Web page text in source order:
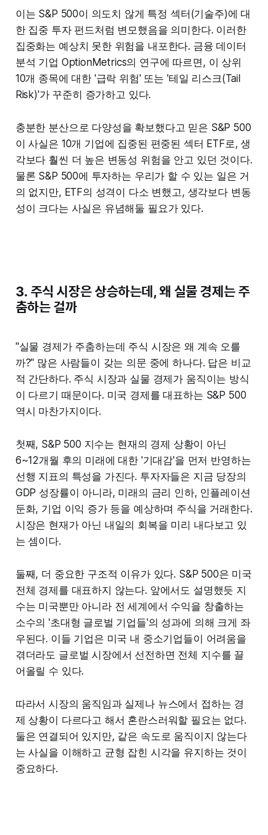
이는 S&P 500이 의도치 않게 특정 섹터(기술주)에 대
한 집중 투자 펀드처럼 변모했음을 의미한다. 이러한
집중화는 예상치 못한 위험을 내포한다. 금융 데이터
분석 기업 OptionMetrics의 연구에 따르면, 이 상위
10개 종목에 대한 '급락 위험' 또는 '테일 리스크(Tail
Risk)'가 꾸준히 증가하고 있다.
충분한 분산으로 다양성을 확보했다고 믿은 S&P 500
이 사실은 10개 기업에 집중된 편중된 섹터 ETF로, 생
각보다 훨씬 더 높은 변동성 위험을 안고 있던 것이다.
물론 S&P 500에 투자하는 우리가 할 수 있는 일은 거
의 없지만, ETF의 성격이 다소 변했고, 생각보다 변동
성이 크다는 사실은 유념해둘 필요가 있다.
3. 주식 시장은 상승하는데, 왜 실물 경제는 주
춤하는 걸까
"실물 경제가 주춤하는데 주식 시장은 왜 계속 오를
까?" 많은 사람들이 갖는 의문 중에 하나다. 답은 비교
적 간단하다. 주식 시장과 실물 경제가 움직이는 방식
이 다르기 때문이다. 미국 경제를 대표하는 S&P 500
역시 마찬가지이다.
첫째, S&P 500 지수는 현재의 경제 상황이 아닌
6~12개월 후의 미래에 대한 '기대감'을 먼저 반영하는
선행 지표의 특성을 가진다. 투자자들은 지금 당장의
GDP 성장률이 아니라, 미래의 금리 인하, 인플레이션
둔화, 기업 이익 증가 등을 예상하며 주식을 거래한다.
시장은 현재가 아닌 내일의 회복을 미리 내다보고 있
는 셈이다.
둘째, 더 중요한 구조적 이유가 있다. S&P 500은 미국
전체 경제를 대표하지 않는다. 앞에서도 설명했듯 지
수는 미국뿐만 아니라 전 세계에서 수익을 창출하는
소수의 '초대형 글로벌 기업들'의 성과에 의해 크게 좌
우된다. 이들 기업은 미국 내 중소기업들이 어려움을
겪더라도 글로벌 시장에서 선전하면 전체 지수를 끌
어올릴 수 있다.
따라서 시장의 움직임과 실제나 뉴스에서 접하는 경
제 상황이 다르다고 해서 혼란스러워할 필요는 없다.
둘은 연결되어 있지만, 같은 속도로 움직이지 않는다
는 사실을 이해하고 균형 잡힌 시각을 유지하는 것이
중요하다.